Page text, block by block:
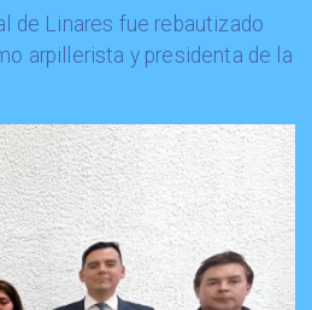
de Linares fue rebautizado
arpillerista y presidenta de la